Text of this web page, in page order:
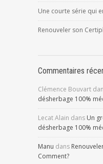
Une courte série qui
Renouveler son
Commentaires
Clémence Bouvart
désherbage 100%
Lecat Alain dans Un
désherbage 100%
Manu dans
Comment?